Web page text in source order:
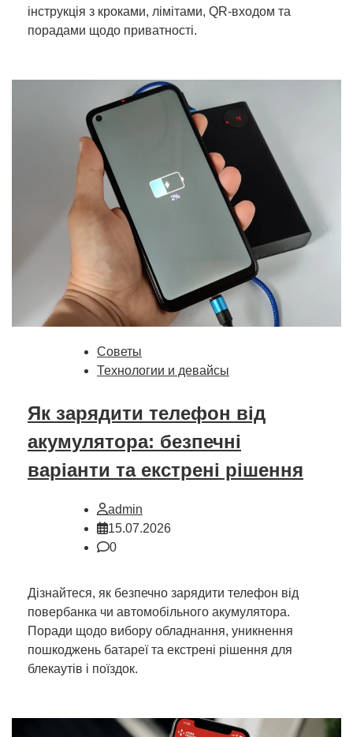
інструкція з кроками, лімітами, QR-входом та
порадами щодо приватності.
Советы
Технологии и девайсы
Як зарядити телефон від
акумулятора: безпечні
варіанти та екстрені рішення
admin
15.07.2026
0
Дізнайтеся, як безпечно зарядити телефон від
повербанка чи автомобільного акумулятора.
Поради щодо вибору обладнання, уникнення
пошкоджень батареї та екстрені рішення для
блекаутів і поїздок.